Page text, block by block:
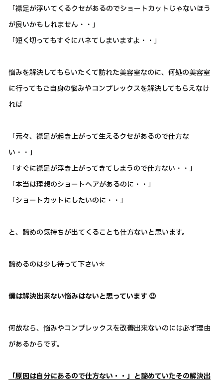
「襟足が浮いてくるクセがあるのでショートカットじゃないほう
が良いかもしれません・・」
「短く切ってもすぐにハネてしまいますよ・・」
悩みを解決してもらいたくて訪れた美容室なのに、何処の美容室
に行ってもご自身の悩みやコンプレックスを解決してもらえなけ
れば
「元々、襟足が起き上がって生えるクセがあるので仕方な
い・・」
「すぐに襟足が浮き上がってきてしまうので仕方ない・・」
「本当は理想のショートヘアがあるのに・・」
「ショートカットにしたいのに・・」
と、諦めの気持ちが出てくることも仕方ないと思います。
諦めるのは少し待って下さい＊
僕は解決出来ない悩みはないと思っています 😉
何故なら、悩みやコンプレックスを改善出来ないのには必ず理由
があるからです。
「原因は自分にあるので仕方ない・・」と諦めていたその解決出